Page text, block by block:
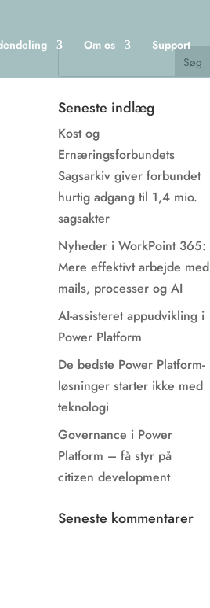
Om os Support
Seneste indlæg
Kost og
Ernæringsforbundets
Sagsarkiv giver forbundet
hurtig adgang til 1,4 mio.
sagsakter
Nyheder i WorkPoint 365:
Mere effektivt arbejde med
mails, processer og AI
AI-assisteret appudvikling i
Power Platform
De bedste Power Platform-
løsninger starter ikke med
teknologi
Governance i Power
Platform – få styr på
citizen development
Seneste kommentarer